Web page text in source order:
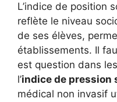
L’indice de position
reflète le niveau
de ses élèves,
établissements. Il
est question dans
l’indice de pression
médical non invasif